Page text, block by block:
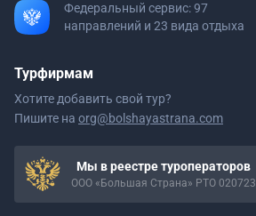
Федеральный сервис: 97
направлений и 23 вида отдыха
Турфирмам
Хотите добавить свой тур?
Пишите на org@bolshayastrana.com
Мы в реестре туроператоров
ООО «Большая Страна» РТО 020723